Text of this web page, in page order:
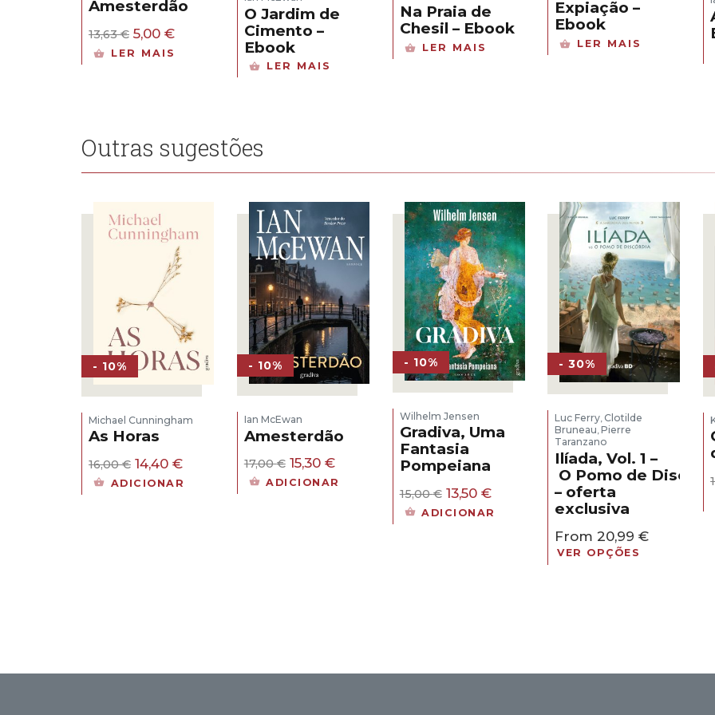
Amesterdão
13,63€ O
preço
5,00 €O
LER MAIS
O Jardim de
Cimento –
Ebook
LER MAIS
Na Praia de
Chesil – Ebook
LER MAIS
Expiação –
Ebook
LER MAIS
Outras sugestões
- 10%
Michael Cunningham
As Horas
16,00€ O
preço
14,40 €O
preço
ADICIONAR
- 10%
Ian McEwan
Amesterdão
17,00€ O
preço
15,30 €O
preço
ADICIONAR
- 10%
Wilhelm Jensen
Gradiva, Uma
Fantasia
Pompeiana
15,00€ O
preço
13,50 €O
preço
ADICIONAR
- 30%
Luc Ferry,Clotilde
Bruneau,Pierre
Taranzano
Ilíada, Vol. 1 –
O Pomo de
– oferta
exclusiva
From20,99€
VER OPÇÕES